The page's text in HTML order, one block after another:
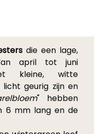
die een lage,
april tot juni
kleine, witte
licht geurig zijn en
" hebben
6 mm lang en de